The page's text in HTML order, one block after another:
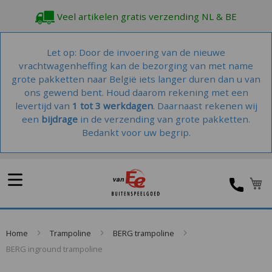
Veel artikelen gratis verzending NL & BE
Let op: Door de invoering van de nieuwe
vrachtwagenheffing kan de bezorging van met name
grote pakketten naar België iets langer duren dan u van
ons gewend bent. Houd daarom rekening met een
levertijd van 1 tot 3 werkdagen. Daarnaast rekenen wij
een bijdrage in de verzending van grote pakketten.
Bedankt voor uw begrip.
Home Trampoline
BERG trampoline
BERG inground trampoline